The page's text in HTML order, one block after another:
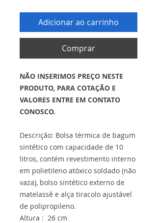
Adicionar ao carrinho
Comprar
NÃO INSERIMOS PREÇO NESTE
PRODUTO, PARA COTAÇÃO E
VALORES ENTRE EM CONTATO
CONOSCO.
Descrição: Bolsa térmica de bagum
sintético com capacidade de 10
litros, contém revestimento interno
em polietileno atóxico soldado (não
vaza), bolso sintético externo de
matelassê e alça tiracolo ajustável
de polipropileno.
Altura : 26 cm